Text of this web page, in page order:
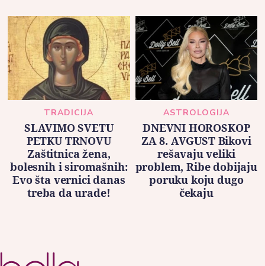
TRADICIJA
SLAVIMO SVETU
PETKU TRNOVU
Zaštitnica žena,
bolesnih i siromašnih:
Evo šta vernici danas
treba da urade!
ASTROLOGIJA
DNEVNI HOROSKOP
ZA 8. AVGUST Bikovi
rešavaju veliki
problem, Ribe dobijaju
poruku koju dugo
čekaju